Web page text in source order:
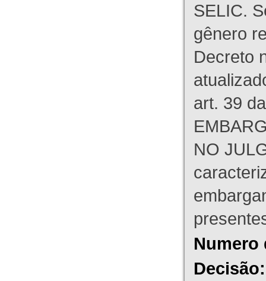
SELIC.
gênero
Decreto
art. 39
NO
Numero
Decisão: